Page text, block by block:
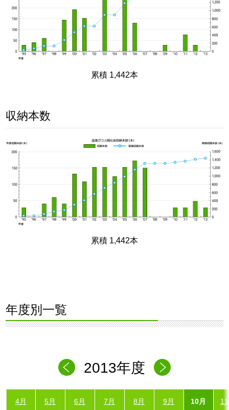
累積 1,442本
収納本数
累積 1,442本
年度別一覧
2013年度
4月 5月 6月 7月 8月 9月 10月